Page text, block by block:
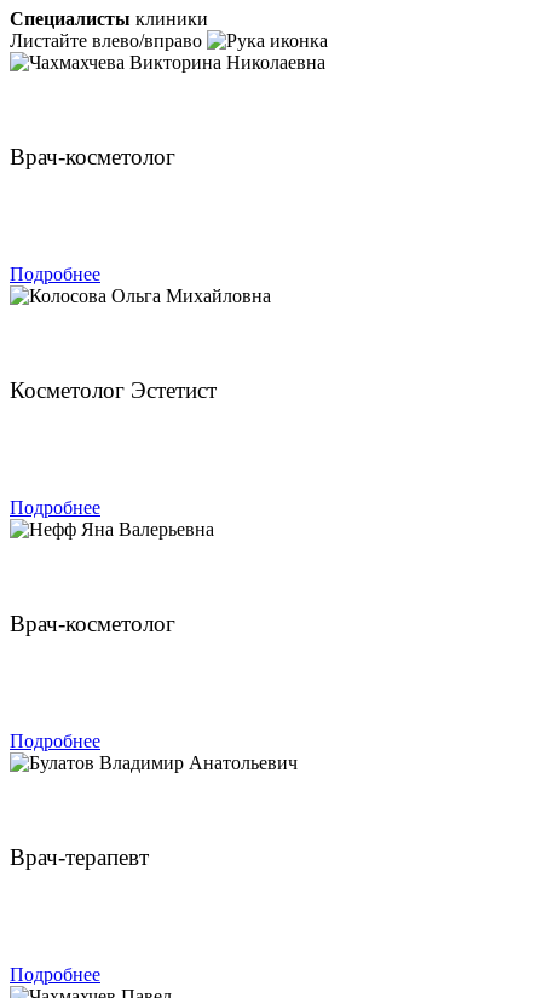
Специалисты клиники
Листайте влево/вправо
Врач-косметолог
Подробнее
Косметолог Эстетист
Подробнее
Врач-косметолог
Подробнее
Врач-терапевт
Подробнее